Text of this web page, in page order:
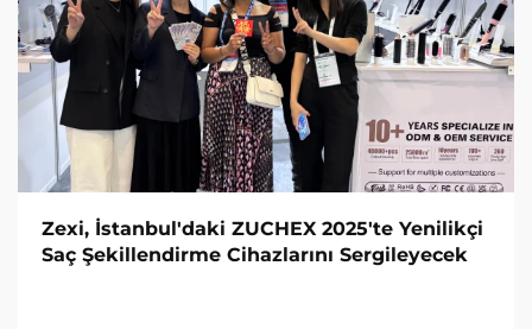
Zexi, İstanbul'daki ZUCHEX 2025'te Yenilikçi
Saç Şekillendirme Cihazlarını Sergileyecek